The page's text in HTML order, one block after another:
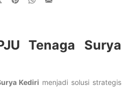
Tenaga Surya
Kediri menjadi solusi strategis